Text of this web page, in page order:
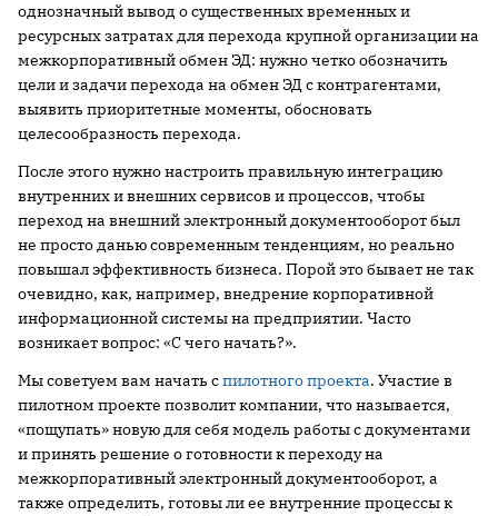
однозначный вывод о существенных временных и
ресурсных затратах для перехода крупной организации на
межкорпоративный обмен ЭД: нужно четко обозначить
цели и задачи перехода на обмен ЭД с контрагентами,
выявить приоритетные моменты, обосновать
целесообразность перехода.
После этого нужно настроить правильную интеграцию
внутренних и внешних сервисов и процессов, чтобы
переход на внешний электронный документооборот был
не просто данью современным тенденциям, но реально
повышал эффективность бизнеса. Порой это бывает не так
очевидно, как, например, внедрение корпоративной
информационной системы на предприятии. Часто
возникает вопрос: «С чего начать?».
Мы советуем вам начать спилотного проекта. Участие в
пилотном проекте позволит компании, что называется,
«пощупать» новую для себя модель работы с документами
и принять решение о готовности к переходу на
межкорпоративный электронный документооборот, а
также определить, готовы ли ее внутренние процессы к